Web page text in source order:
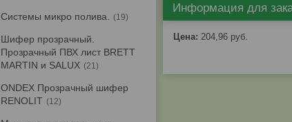
Информация для
Цена: 204,96 руб.
Системы микро полива. 19
Шифер прозрачный.
Прозрачный ПВХ лист BRETT
MARTIN и SALUX
21
ONDEX Прозрачный шифер
RENOLIT
12